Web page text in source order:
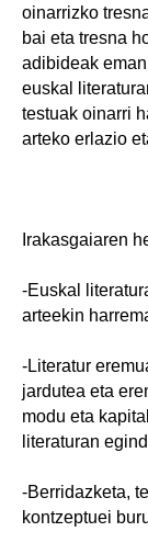
oinarrizko
bai eta tresna
adibideak
euskal
testuak oinarri
arteko erlazio
Irakasgaiaren
-Euskal
arteekin
-Literatur
jardutea eta
modu eta
literaturan
-Berridazketa,
kontzeptuei